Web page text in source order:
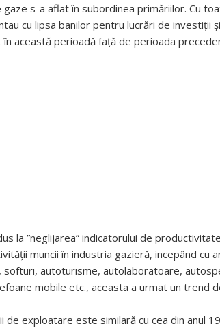
s-a aflat în subordinea primăriilor. Cu
cu lipsa banilor pentru lucrări de investiţii
această perioadă faţă de perioada
la ”neglijarea” indicatorului de
muncii în industria gazieră, incepând cu
autoturisme, autolaboratoare,
mobile etc., aceasta a urmat un trend
exploatare este similară cu cea din anul